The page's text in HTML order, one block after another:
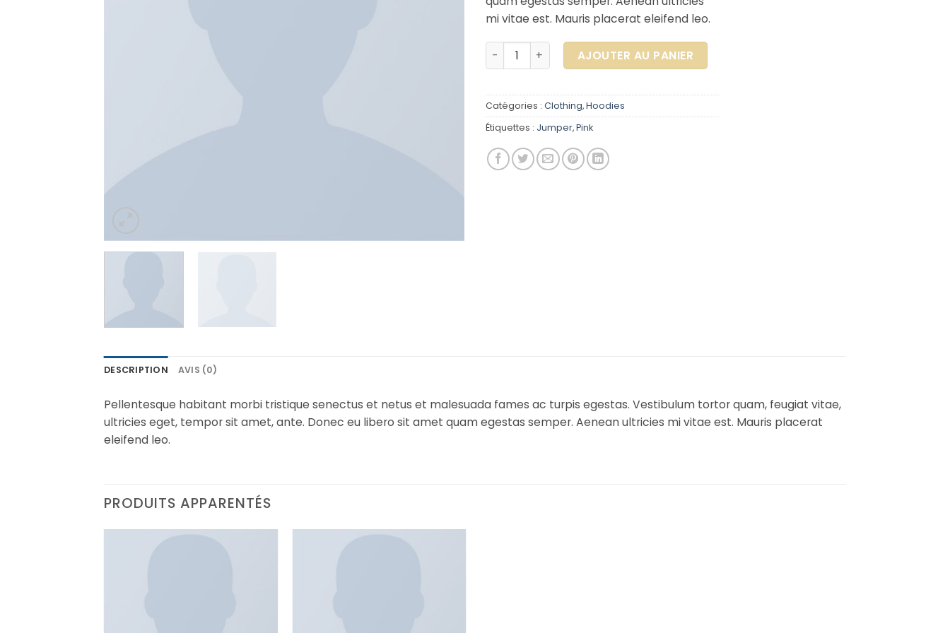
mi vitae est. Mauris placerat eleifend leo.
quantité de Patient NinjaAJOUTER AU PANIER
Catégories : Clothing,Hoodies
Étiquettes : Jumper,Pink
DESCRIPTION AVIS (0)
Pellentesque habitant morbi tristique senectus et netus et malesuada fames ac turpis egestas. Vestibulum tortor quam, feugiat vitae,
ultricies eget, tempor sit amet, ante. Donec eu libero sit amet quam egestas semper. Aenean ultricies mi vitae est. Mauris placerat
eleifend leo.
PRODUITS APPARENTÉS